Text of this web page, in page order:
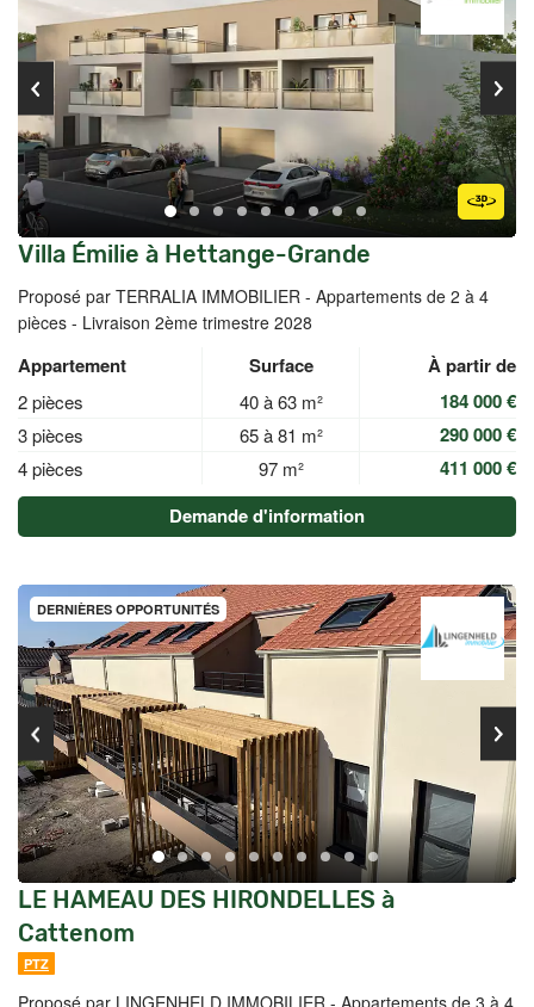
Villa Émilie à Hettange-Grande
Proposé par TERRALIA IMMOBILIER - Appartements de 2 à 4
pièces - Livraison 2ème trimestre 2028
Appartement Surface À partir de
2 pièces 40 à 63 m² 184 000 €
3 pièces 65 à 81 m² 290 000 €
4 pièces 97 m²
411 000 €
Demande d'information
DERNIÈRES OPPORTUNITÉS
LE HAMEAU DES HIRONDELLES à
Cattenom
PTZ
Proposé par LINGENHELD IMMOBILIER - Appartements de 3 à 4